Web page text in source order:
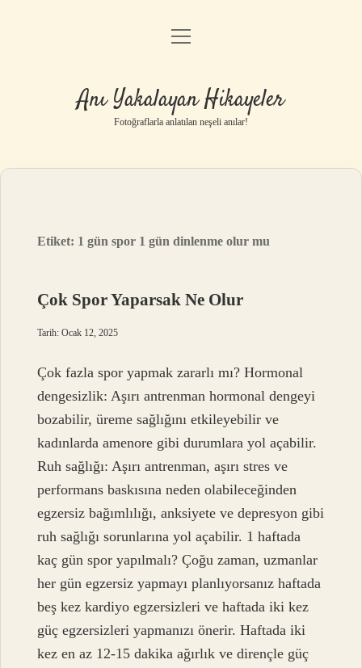
Anasayfa
Yasal Uyarı
menüyü
Anı Yakalayan Hikayeler
Fotoğraflarla anlatılan neşeli anılar!
Etiket: 1 gün spor 1 gün dinlenme olur mu
Çok Spor Yaparsak Ne Olur
Tarih: Ocak 12, 2025
Çok fazla spor yapmak zararlı mı? Hormonal
dengesizlik: Aşırı antrenman hormonal dengeyi
bozabilir, üreme sağlığını etkileyebilir ve
kadınlarda amenore gibi durumlara yol açabilir.
Ruh sağlığı: Aşırı antrenman, aşırı stres ve
performans baskısına neden olabileceğinden
egzersiz bağımlılığı, anksiyete ve depresyon gibi
ruh sağlığı sorunlarına yol açabilir. 1 haftada
kaç gün spor yapılmalı? Çoğu zaman, uzmanlar
her gün egzersiz yapmayı planlıyorsanız haftada
beş kez kardiyo egzersizleri ve haftada iki kez
güç egzersizleri yapmanızı önerir. Haftada iki
kez en az 12-15 dakika ağırlık ve dirençle güç